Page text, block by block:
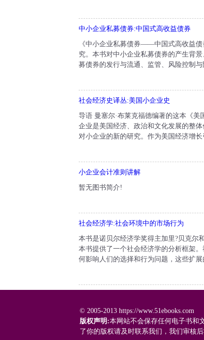
中小企业私募债券:中国式高收益债券
《中小企业私募债券——中国式高收益
究。本书对中小企业私募债券的产生背
募债券的发行与流通、监管、风险控制
社会经济史译丛:美国小企业史
导语 曼塞尔·布莱克福德编著的这本《
企业是美国经济、政治和文化发展的整
对小企业的新的研究。作为美国经济增
小企业会计准则讲解
暂无图书简介!
社会经济学:社会环境中的市场行为
本书是诺贝尔经济学奖得主加里?贝克尔
本书提供了一个社会经济学的分析框架
何影响人们的选择和行为问题，这些扩
© 2005-2013 https://www.51ebooks.com
版权声明:本网站不会保存任何电子书和
了你的版权请及时联系我们，我们审核